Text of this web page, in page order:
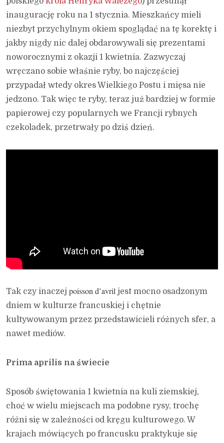
inaugurację roku na 1 stycznia. Mieszkańcy mieli
niezbyt przychylnym okiem spoglądać na tę korektę i
jakby nigdy nic dalej obdarowywali się prezentami
noworocznymi z okazji 1 kwietnia. Zazwyczaj
wręczano sobie właśnie ryby, bo najczęściej
przypadał wtedy okres Wielkiego Postu i mięsa nie
jedzono. Tak więc te ryby, teraz już bardziej w formie
papierowej czy popularnych we Francji rybnych
czekoladek, przetrwały po dziś dzień.
Tak czy inaczej poisson d’avril jest mocno osadzonym
dniem w kulturze francuskiej i chętnie
kultywowanym przez przedstawicieli różnych sfer, a
nawet mediów.
Prima aprilis na świecie
Sposób świętowania 1 kwietnia na kuli ziemskiej,
choć w wielu miejscach ma podobne rysy, trochę
różni się w zależności od kręgu kulturowego. W
krajach mówiących po francusku praktykuje się